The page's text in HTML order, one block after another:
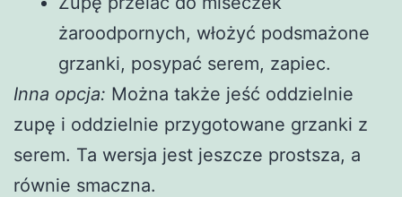
żaroodpornych, włożyć podsmażone
grzanki, posypać serem, zapiec.
Inna opcja: Można także jeść oddzielnie
zupę i oddzielnie przygotowane grzanki z
serem. Ta wersja jest jeszcze prostsza, a
równie smaczna.